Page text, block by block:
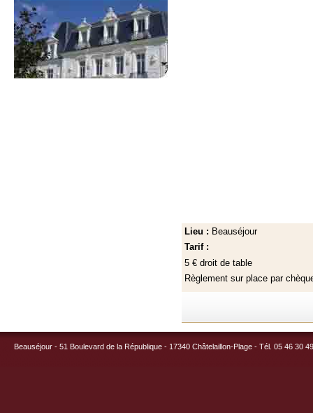
Lieu : Beauséjour
Tarif :
5 € droit de table
Règlement sur place par
Beauséjour - 51 Boulevard de la République - 17340 Châtelaillon-Plage - Tél. 05 46 30